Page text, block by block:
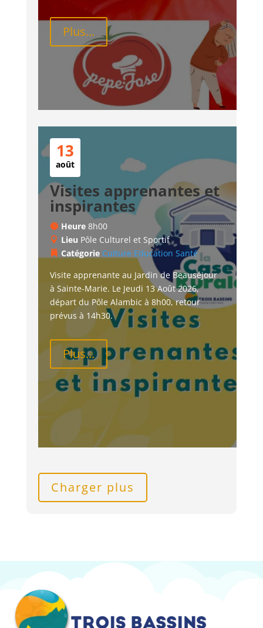
Plus...
13
août
Visites apprenantes et
inspirantes
Heure 8h00
Lieu Pôle Culturel et Sportif
Catégorie Culture Education Santé
Visite apprenante au Jardin de Beauséjour
à Sainte-Marie. Le Jeudi 13 Août 2026,
départ du Pôle Alambic à 8h00, retour
prévus à 14h30.
Plus...
Charger plus